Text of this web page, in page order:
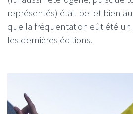
représentés) était bel et bien
que la fréquentation eût été
les dernières éditions.